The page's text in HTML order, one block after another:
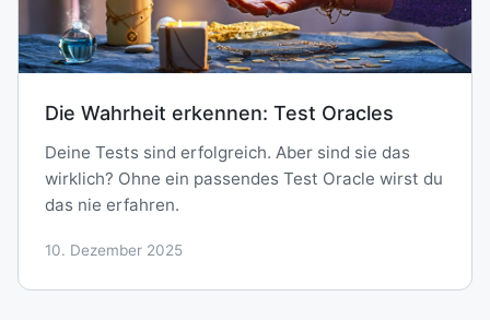
Die Wahrheit erkennen: Test Oracles
Deine Tests sind erfolgreich. Aber sind sie das
wirklich? Ohne ein passendes Test Oracle wirst du
das nie erfahren.
10. Dezember 2025